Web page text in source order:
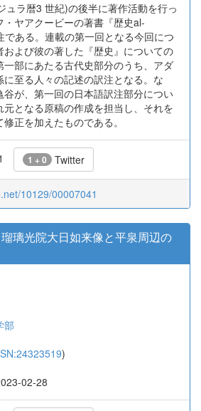
ュラ暦3 世紀)の後半に著作活動を行っ
ヤアクービーの著書『歴史al-
である。連載の第一回となる今回につ
および彼の著した『歴史』についての
部にあたる古代史部分のうち、アダ
至る人々の記述の訳注となる。な
谷が、第一回の日本語訳注部分につい
となる原稿の作成を担当し、それを
正を加えたものである。
1 + 0 Twitter
10129/00007041
瑠璃光院大日如来像と平泉周辺の
部
)
02-28